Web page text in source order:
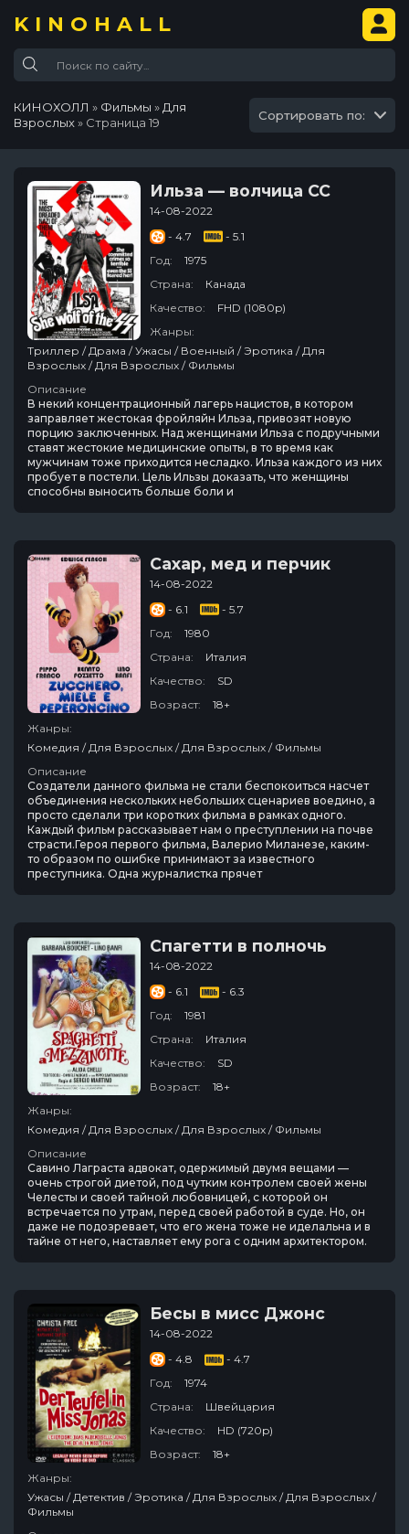
KINOHALL
КИНОХОЛЛ » Фильмы » Для
Взрослых» Страница 19 Сортировать по:
Ильза — волчица СС
14-08-2022
- 4.7
- 5.1
Год:
1975
Страна:
Канада
Качество:
FHD (1080p)
Жанры:
Триллер / Драма / Ужасы / Военный / Эротика / Для
Взрослых / Для Взрослых / Фильмы
Описание
В некий концентрационный лагерь нацистов, в котором
заправляет жестокая фройляйн Ильза, привозят новую
порцию заключенных. Над женщинами Ильза с подручными
ставят жестокие медицинские опыты, в то время как
мужчинам тоже приходится несладко. Ильза каждого из них
пробует в постели. Цель Ильзы доказать, что женщины
способны выносить больше боли и
Сахар, мед и перчик
14-08-2022
- 6.1
- 5.7
Год:
1980
Страна:
Италия
Качество:
SD
Возраст:
18+
Жанры:
Комедия / Для Взрослых / Для Взрослых / Фильмы
Описание
Создатели данного фильма не стали беспокоиться насчет
объединения нескольких небольших сценариев воедино, а
просто сделали три коротких фильма в рамках одного.
Каждый фильм рассказывает нам о преступлении на почве
страсти.Героя первого фильма, Валерио Миланезе, каким-
то образом по ошибке принимают за известного
преступника. Одна журналистка прячет
Спагетти в полночь
14-08-2022
- 6.1
- 6.3
Год:
1981
Страна:
Италия
Качество:
SD
Возраст:
18+
Жанры:
Комедия / Для Взрослых / Для Взрослых / Фильмы
Описание
Савино Лаграста адвокат, одержимый двумя вещами —
очень строгой диетой, под чутким контролем своей жены
Челесты и своей тайной любовницей, с которой он
встречается по утрам, перед своей работой в суде. Но, он
даже не подозревает, что его жена тоже не иделальна и в
тайне от него, наставляет ему рога с одним архитектором.
Бесы в мисс Джонс
14-08-2022
- 4.8
- 4.7
Год:
1974
Страна:
Швейцария
Качество:
HD (720p)
Возраст:
18+
Жанры:
Ужасы / Детектив / Эротика / Для Взрослых / Для Взрослых /
Фильмы